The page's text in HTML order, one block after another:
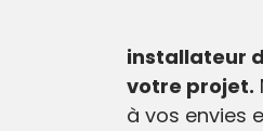
installateur
votre projet.
à vos envies